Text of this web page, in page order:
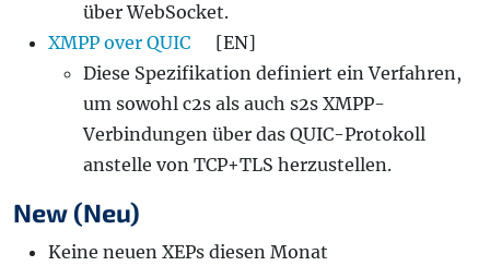
über WebSocket.
XMPP over QUIC
[EN]
Diese Spezifikation definiert ein Verfahren,
um sowohl c2s als auch s2s XMPP-
Verbindungen über das QUIC-Protokoll
anstelle von TCP+TLS herzustellen.
New (Neu)
Keine neuen XEPs diesen Monat